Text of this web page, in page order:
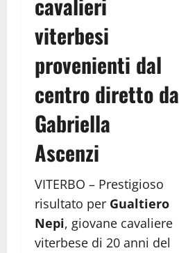
viterbesi
provenienti dal
centro diretto da
Gabriella
Ascenzi
VITERBO – Prestigioso
risultato per Gualtiero
Nepi, giovane cavaliere
viterbese di 20 anni del